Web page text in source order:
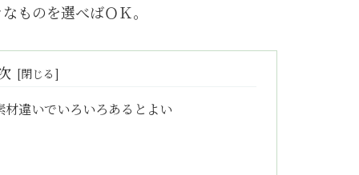
ものを選べばＯＫ。
違いでいろいろあるとよい